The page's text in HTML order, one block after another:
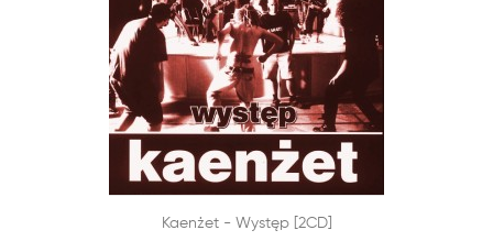
DODAJ DO KOSZYKA
SZYBKI PODGLĄD
Kaenżet - Występ [2CD]